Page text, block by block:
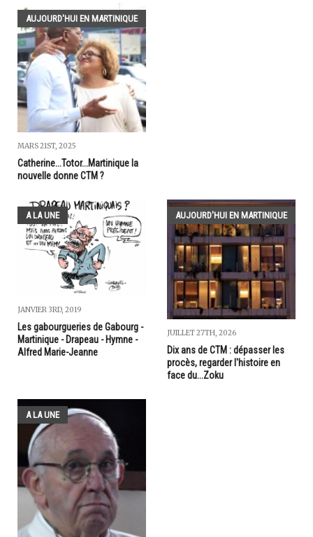
AUJOURD'HUI EN MARTINIQUE
MARS 21ST, 2025
Catherine...Totor...Martinique la
nouvelle donne CTM ?
A LA UNE
JANVIER 3RD, 2019
Les gabourgueries de Gabourg -
Martinique - Drapeau - Hymne -
Alfred Marie-Jeanne
AUJOURD'HUI EN MARTINIQUE
JUILLET 27TH, 2026
Dix ans de CTM : dépasser les
procès, regarder l'histoire en
face du...Zoku
A LA UNE